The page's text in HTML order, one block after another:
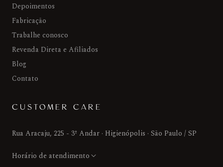
Depoimentos
Fabricação
Trabalhe conosco
Revenda Direta e Afiliados
Blog
Contato
CUSTOMER CARE
Rua Aracaju, 225 - 3º Andar · Higienópolis · São Paulo / SP
Horário de atendimento